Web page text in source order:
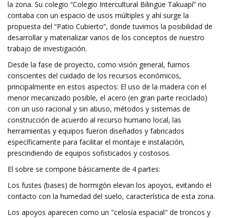
la zona. Su colegio “Colegio Intercultural Bilingüe Takuapí” no
contaba con un espacio de usos múltiples y ahí surge la
propuesta del “Patio Cubierto”, donde tuvimos la posibilidad de
desarrollar y materializar varios de los conceptos de nuestro
trabajo de investigación.
Desde la fase de proyecto, como visión general, fuimos
conscientes del cuidado de los recursos económicos,
principalmente en estos aspectos: El uso de la madera con el
menor mecanizado posible, el acero (en gran parte reciclado)
con un uso racional y sin abuso, métodos y sistemas de
construcción de acuerdo al recurso humano local, las
herramientas y equipos fueron diseñados y fabricados
específicamente para facilitar el montaje e instalación,
prescindiendo de equipos sofisticados y costosos.
El sobre se compone básicamente de 4 partes:
Los fustes (bases) de hormigón elevan los apoyos, evitando el
contacto con la humedad del suelo, característica de esta zona.
Los apoyos aparecen como un "celosía espacial" de troncos y